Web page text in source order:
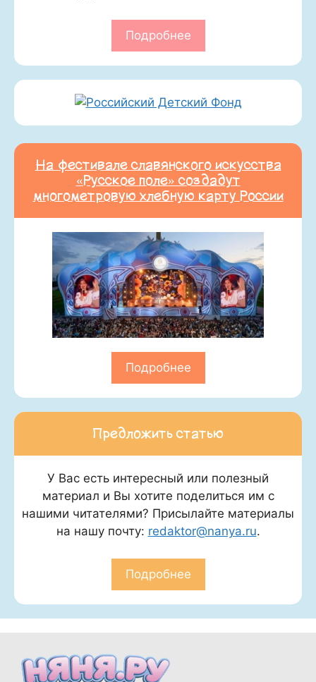
Подробнее
На фестивале славянского искусства
«Русское поле» создадут
многометровую хлебную карту России
Подробнее
Предложить статью
У Вас есть интересный или полезный
материал и Вы хотите поделиться им с
нашими читателями? Присылайте материалы
на нашу почту: redaktor@nanya.ru.
Подробнее